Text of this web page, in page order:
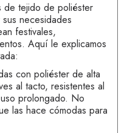
de tejido de poliéster
necesidades
festivales,
Aquí le explicamos
con poliéster de alta
al tacto, resistentes al
prolongado. No
las hace cómodas para